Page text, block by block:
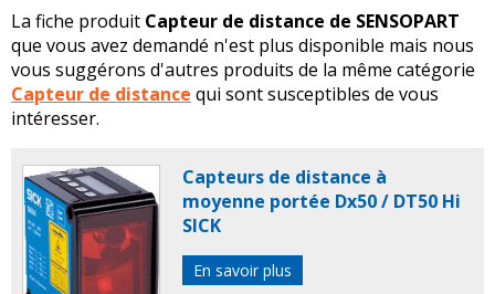
La fiche produit Capteur de distance de SENSOPART
que vous avez demandé n'est plus disponible mais nous
vous suggérons d'autres produits de la même catégorie
Capteur de distance qui sont susceptibles de vous
intéresser.
Capteurs de distance à
moyenne portée Dx50 / DT50 Hi
SICK
En savoir plus